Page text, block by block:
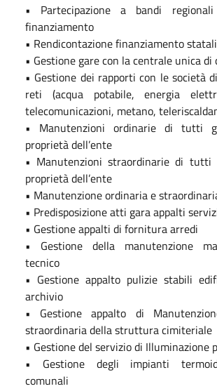
• Partecipazione a bandi
finanziamento
• Rendicontazione finanziamento
• Gestione gare con la centrale unica
• Gestione dei rapporti con le società
reti (acqua potabile, energia
telecomunicazioni, metano,
• Manutenzioni ordinarie di tutti
proprietà dell’ente
• Manutenzioni straordinarie di tutti
proprietà dell’ente
• Manutenzione ordinaria e
• Predisposizione atti gara appalti
• Gestione appalti di fornitura arredi
• Gestione della manutenzione
tecnico
• Gestione appalto pulizie stabili
archivio
• Gestione appalto di
straordinaria della struttura cimiteriale
• Gestione del servizio di Illuminazione
• Gestione degli impianti
comunali